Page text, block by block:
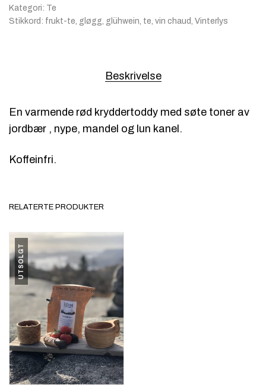
Kategori: Te
Stikkord: frukt-te, gløgg, glühwein, te, vin chaud, Vinterlys
Beskrivelse
En varmende rød kryddertoddy med søte toner av
jordbær , nype, mandel og lun kanel.
Koffeinfri.
RELATERTE PRODUKTER
UTSOLGT